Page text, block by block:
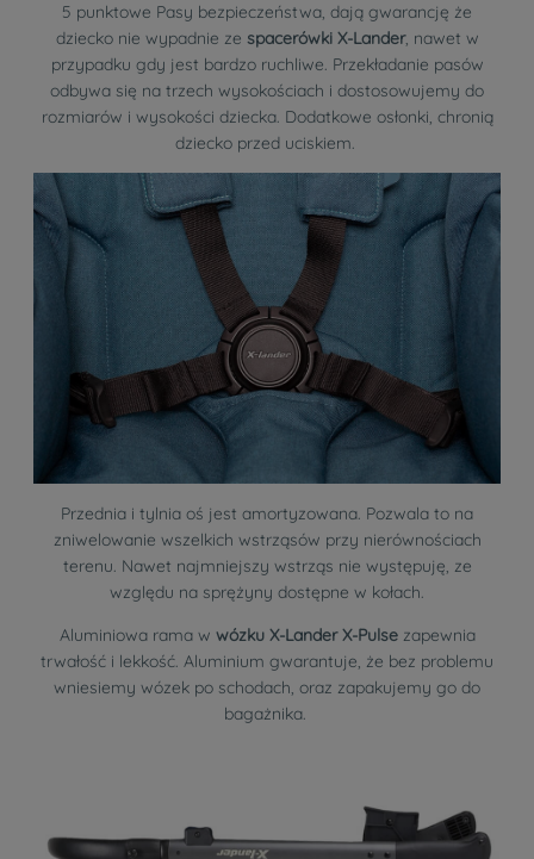
5 punktowe Pasy bezpieczeństwa, dają gwarancję że
dziecko nie wypadnie ze spacerówki X-Lander, nawet w
przypadku gdy jest bardzo ruchliwe. Przekładanie pasów
odbywa się na trzech wysokościach i dostosowujemy do
rozmiarów i wysokości dziecka. Dodatkowe osłonki, chronią
dziecko przed uciskiem.
Przednia i tylnia oś jest amortyzowana. Pozwala to na
zniwelowanie wszelkich wstrząsów przy nierównościach
terenu. Nawet najmniejszy wstrząs nie występuję, ze
względu na sprężyny dostępne w kołach.
Aluminiowa rama w wózku X-Lander X-Pulsezapewnia
trwałość i lekkość. Aluminium gwarantuje, że bez problemu
wniesiemy wózek po schodach, oraz zapakujemy go do
bagażnika.